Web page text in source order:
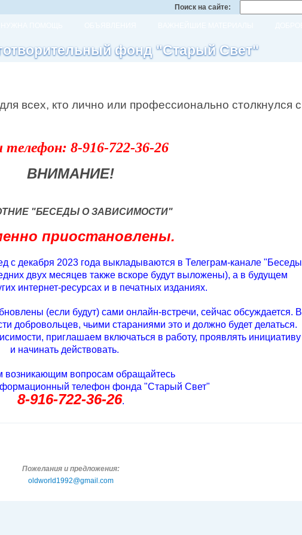
Поиск на сайте:
фонд "Старый Свет"
всех, кто лично или профессионально столкнулся с
8-916-722-36-26
ВНИМАНИЕ!
"БЕСЕДЫ О ЗАВИСИМОСТИ"
приостановлены.
с декабря 2023 года выкладываются в Телеграм-канале "Беседы
двух месяцев также вскоре будут выложены), а в будущем
интернет-ресурсах и в печатных изданиях.
(если будут) сами онлайн-встречи, сейчас обсуждается. В
добровольцев, чьими стараниями это и должно будет делаться.
приглашаем включаться в работу, проявлять инициативу
и начинать действовать.
возникающим вопросам обращайтесь
телефон фонда "Старый Свет"
8-916-722-36-26.
Пожелания и предложения:
oldworld1992@gmail.com